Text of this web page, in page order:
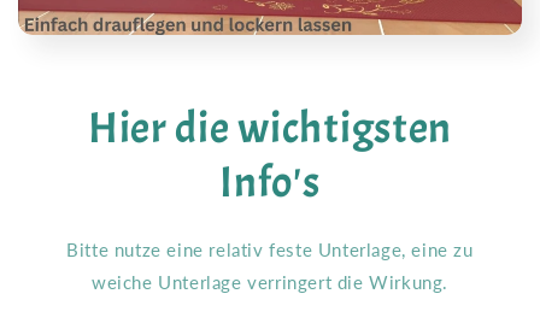
Hier die wichtigsten
Info's
Bitte nutze eine relativ feste Unterlage, eine zu
weiche Unterlage verringert die Wirkung.